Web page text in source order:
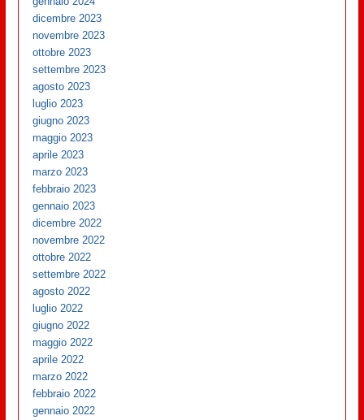
dicembre 2023
novembre 2023
ottobre 2023
settembre 2023
agosto 2023
luglio 2023
giugno 2023
maggio 2023
aprile 2023
marzo 2023
febbraio 2023
gennaio 2023
dicembre 2022
novembre 2022
ottobre 2022
settembre 2022
agosto 2022
luglio 2022
giugno 2022
maggio 2022
aprile 2022
marzo 2022
febbraio 2022
gennaio 2022